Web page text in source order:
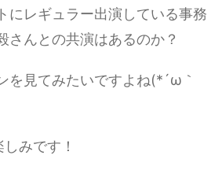
にレギュラー出演している事務
さんとの共演はあるのか？
を見てみたいですよね(*´ω｀
みです！